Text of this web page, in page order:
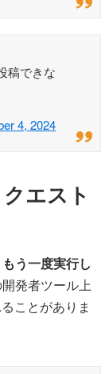
稿できな
4, 2024
エスト
う一度実行し
発者ツール上
ことがありま